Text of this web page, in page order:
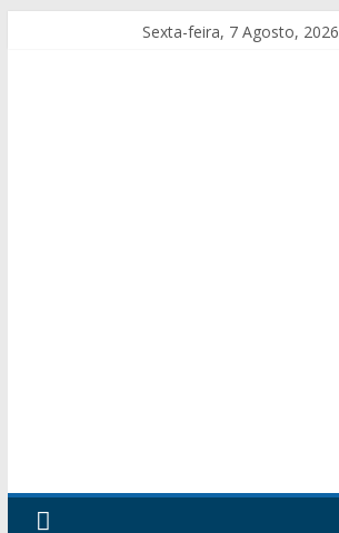
Sexta-feira, 7 Agosto, 2026